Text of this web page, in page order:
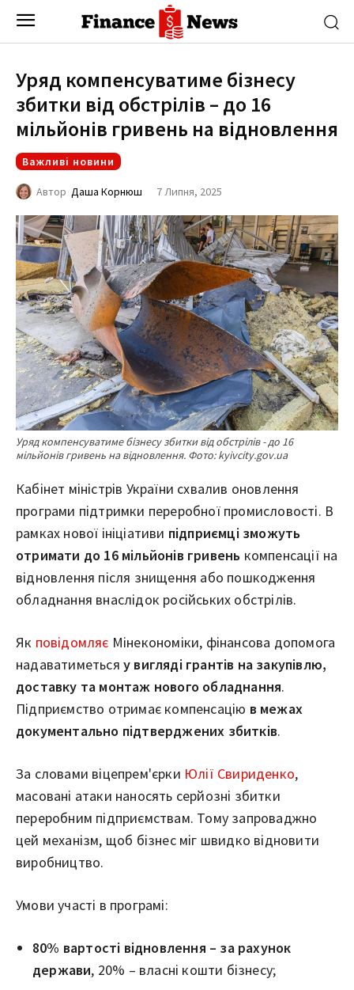
Уряд компенсуватиме бізнесу
збитки від обстрілів – до 16
мільйонів гривень на відновлення
Важливі новини
Автор Даша Корнюш 7 Липня, 2025
Уряд компенсуватиме бізнесу збитки від обстрілів - до 16
мільйонів гривень на відновлення. Фото: kyivcity.gov.ua
Кабінет міністрів України схвалив оновлення
програми підтримки переробної промисловості. В
рамках нової ініціативи підприємці зможуть
отримати до 16 мільйонів гривень компенсації на
відновлення після знищення або пошкодження
обладнання внаслідок російських обстрілів.
Як повідомляє Мінекономіки, фінансова допомога
надаватиметься у вигляді грантів на закупівлю,
доставку та монтаж нового обладнання.
Підприємство отримає компенсацію в межах
документально підтверджених збитків.
За словами віцепрем'єрки Юлії Свириденко,
масовані атаки наносять серйозні збитки
переробним підприємствам. Тому запроваджно
цей механізм, щоб бізнес міг швидко відновити
виробництво.
Умови участі в програмі:
80% вартості відновлення – за рахунок
держави, 20% – власні кошти бізнесу;